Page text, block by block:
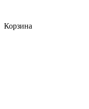
Корзина